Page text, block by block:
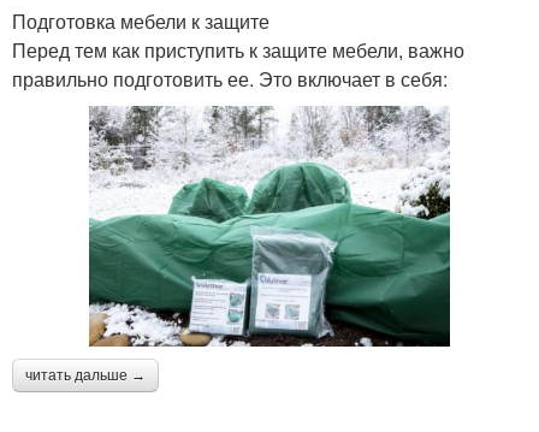
Подготовка мебели к защите
Перед тем как приступить к защите мебели, важно
правильно подготовить ее. Это включает в себя:
читать дальше →